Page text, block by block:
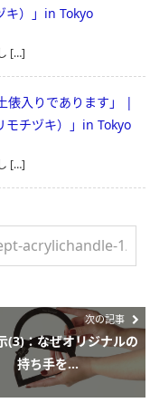
キ）」in Tokyo
[…]
俵入りであります」 |
チヅキ）」in Tokyo
[…]
次の記事
(3)：なぜオリジナルの
持ち手を...